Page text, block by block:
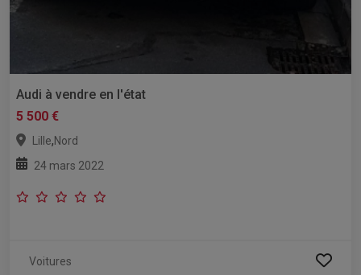
Audi à vendre en l'état
5 500 €
Lille,Nord
24 mars 2022
Voitures